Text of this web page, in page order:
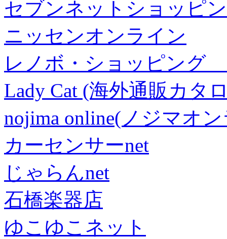
セブンネットショッピ
ニッセンオンライン
レノボ・ショッピング
Lady Cat (海外通販カタ
nojima online(ノジマオ
カーセンサーnet
じゃらんnet
石橋楽器店
ゆこゆこネット